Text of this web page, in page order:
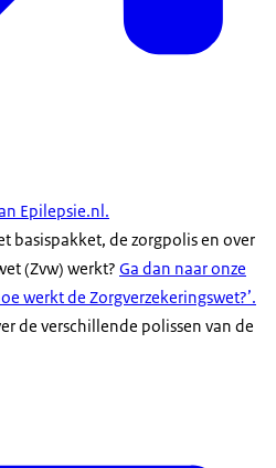
Epilepsie.nl.
basispakket, de zorgpolis en over
(Zvw) werkt? Ga dan naar onze
werkt de Zorgverzekeringswet?’.
de verschillende polissen van de